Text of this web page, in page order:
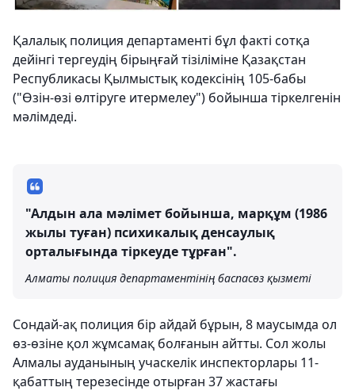
Қалалық полиция департаменті бұл факті сотқа
дейінгі тергеудің бірыңғай тізіліміне Қазақстан
Республикасы Қылмыстық кодексінің 105-бабы
("Өзін-өзі өлтіруге итермелеу") бойынша тіркелгенін
мәлімдеді.
"Алдын ала мәлімет бойынша, марқұм (1986
жылы туған) психикалық денсаулық
орталығында тіркеуде тұрған".
Алматы полиция департаментінің баспасөз қызметі
Сондай-ақ полиция бір айдай бұрын, 8 маусымда ол
өз-өзіне қол жұмсамақ болғанын айтты. Сол жолы
Алмалы ауданының учаскелік инспекторлары 11-
қабаттың терезесінде отырған 37 жастағы